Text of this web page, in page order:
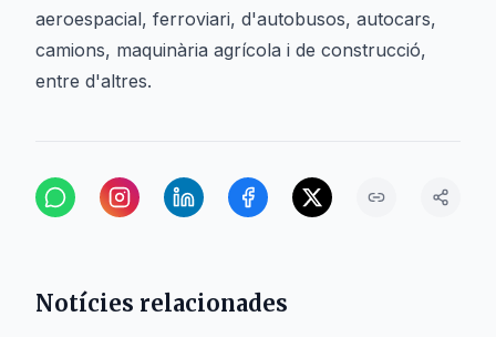
aeroespacial, ferroviari, d'autobusos, autocars,
camions, maquinària agrícola i de construcció,
entre d'altres.
Notícies relacionades